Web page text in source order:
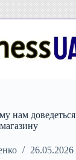
нам
26.05.2026